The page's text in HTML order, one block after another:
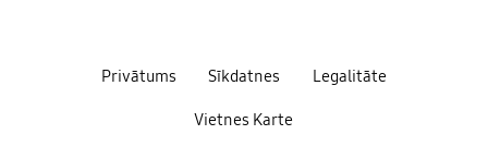
Privātums Sīkdatnes Legalitāte
Vietnes Karte